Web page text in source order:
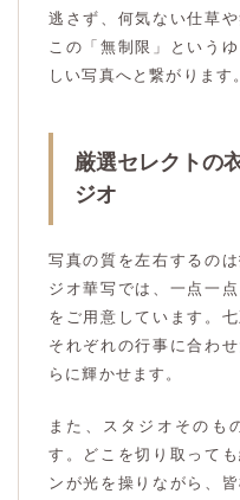
逃さず、何気ない仕草
この「無制限」という
しい写真へと繋がります。
厳選セレクトの
ジオ
写真の質を左右するの
ジオ華写では、一点一
をご用意しています。
それぞれの行事に合わ
らに輝かせます。
また、スタジオそのも
す。どこを切り取って
ンが光を操りながら、